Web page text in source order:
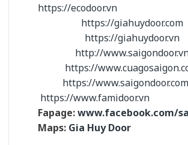
https://ecodoor.vn
https://giahuydoor.com
https://giahuydoor.vn
http://
https://
https://
https://www.famidoor.vn
Fapage:www.facebook.com/
Maps: Gia Huy Door